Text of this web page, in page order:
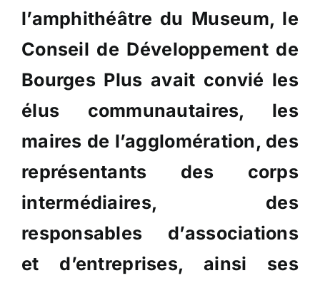
l’amphithéâtre du Museum, le
Conseil de Développement de
Bourges Plus avait convié les
élus communautaires, les
maires de l’agglomération, des
représentants des corps
intermédiaires, des
responsables d’associations
et d’entreprises, ainsi ses